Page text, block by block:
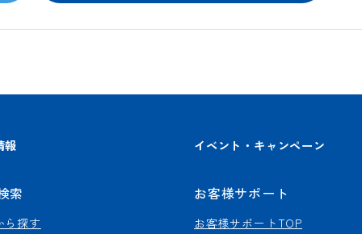
報 イベント・キャンペーン
索
ら探す
お客様サポート
お客様サポートTOP